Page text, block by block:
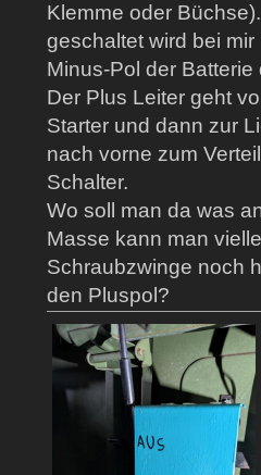
Klemme oder
geschaltet wird bei
Minus-Pol der
Der Plus Leiter geht
Starter und dann zur
nach vorne zum
Schalter.
Wo soll man da was
Masse kann man
Schraubzwinge noch
den Pluspol?